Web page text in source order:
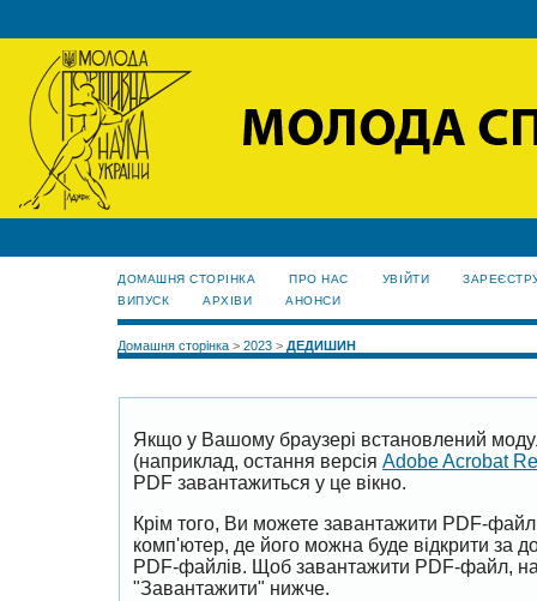
ДОМАШНЯ СТОРІНКА ПРО НАС УВІЙТИ
ВИПУСК
АРХІВИ АНОНСИ
Домашня сторінка > 2023 > ДЕДИШИН
Якщо у Вашому браузері встановлений
(наприклад, остання версія Adobe Acrobat
PDF завантажиться у це вікно.
Крім того, Ви можете завантажити PDF-
комп'ютер, де його можна буде відкрити за
PDF-файлів. Щоб завантажити PDF-файл,
"Завантажити" нижче.